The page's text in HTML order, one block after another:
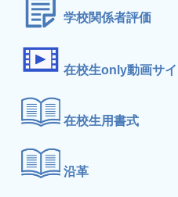
学校関係者評価
在校生only動画サイ
在校生用書式
沿革